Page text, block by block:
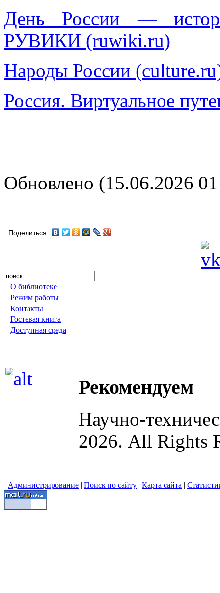
День России —
РУВИКИ (ruwiki.ru)
Народы России
Россия. Виртуальное
Обновлено (15.06.2026
Поделиться
О библиотеке
Режим работы
Контакты
Гостевая книга
Доступная среда
Рекомендуем
Научно-
2026. All Rights
| Администрирование | Поиск по сайту | Карта сайта |